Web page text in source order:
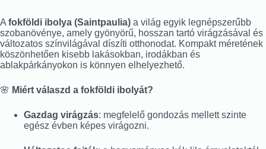
A fokföldi ibolya (Saintpaulia) a világ egyik legnépszerűbb
szobanövénye, amely gyönyörű, hosszan tartó virágzásával és
változatos színvilágával díszíti otthonodat. Kompakt méretének
köszönhetően kisebb lakásokban, irodákban és
ablakpárkányokon is könnyen elhelyezhető.
🌸 Miért válaszd a fokföldi ibolyát?
Gazdag virágzás: megfelelő gondozás mellett szinte
egész évben képes virágozni.